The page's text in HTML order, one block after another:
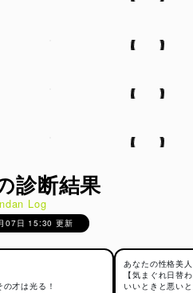
診断結果
Log
07日 15:30 更新
才は光る！
あなたの性格美
【気まぐれ日替
いいときと悪い